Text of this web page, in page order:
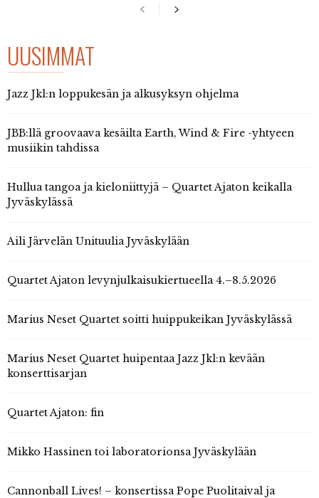
UUSIMMAT
Jazz Jkl:n loppukesän ja alkusyksyn ohjelma
JBB:llä groovaava kesäilta Earth, Wind & Fire -yhtyeen
musiikin tahdissa
Hullua tangoa ja kieloniittyjä – Quartet Ajaton keikalla
Jyväskylässä
Aili Järvelän Unituulia Jyväskylään
Quartet Ajaton levynjulkaisukiertueella 4.–8.5.2026
Marius Neset Quartet soitti huippukeikan Jyväskylässä
Marius Neset Quartet huipentaa Jazz Jkl:n kevään
konserttisarjan
Quartet Ajaton: fin
Mikko Hassinen toi laboratorionsa Jyväskylään
Cannonball Lives! – konsertissa Pope Puolitaival ja